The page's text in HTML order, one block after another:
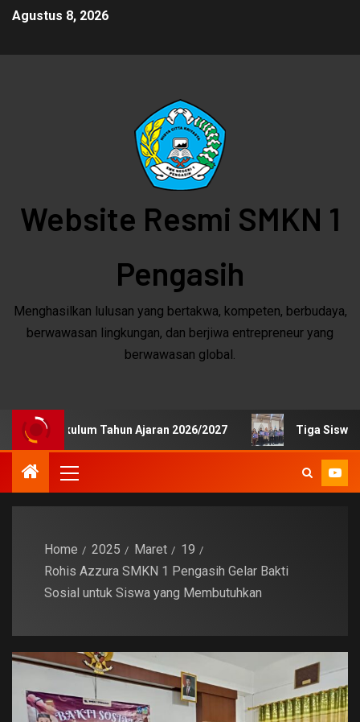
Agustus 8, 2026
Website Resmi SMKN 1
Pengasih
Menghasilkan lulusan yang bertakwa, kompeten, berbudaya,
berwawasan lingkungan, dan berjiwa entrepreneur yang
berwawasan global.
Tahun Ajaran 2026/2027 Tiga Siswa SMKN 1
Home 2025 Maret
19
Rohis Azzura SMKN 1 Pengasih Gelar Bakti
Sosial untuk Siswa yang Membutuhkan